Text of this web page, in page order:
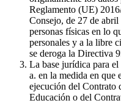
Reglamento (UE)
Consejo, de 27 de
personas físicas en lo
personales y a la libre
se deroga la Directiva
La base jurídica para el
a. en la medida en que
ejecución del Contrato
Educación o del